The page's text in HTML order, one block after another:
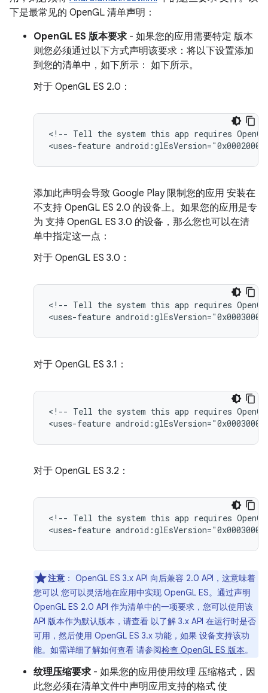
下是最常见的 OpenGL 清单声明：
OpenGL ES 版本要求 - 如果您的应用需要特定 版本
则您必须通过以下方式声明该要求：将以下设置添加
到您的清单中，如下所示： 如下所示。
对于 OpenGL ES 2.0：
<!-- Tell the system this app requires OpenGL
<uses-feature
添加此声明会导致 Google Play 限制您的应用 安装在
不支持 OpenGL ES 2.0 的设备上。如果您的应用是专
为 支持 OpenGL ES 3.0 的设备，那么您也可以在清
单中指定这一点：
对于 OpenGL ES 3.0：
<!-- Tell the system this app requires OpenGL
<uses-feature
对于 OpenGL ES 3.1：
<!-- Tell the system this app requires OpenGL
<uses-feature
对于 OpenGL ES 3.2：
<!-- Tell the system this app requires OpenGL
<uses-feature
注意 ： OpenGL ES 3.x API 向后兼容 2.0 API，这意味着
您可以 您可以灵活地在应用中实现 OpenGL ES。通过声明
OpenGL ES 2.0 API 作为清单中的一项要求，您可以使用该
API 版本作为默认版本，请查看 以了解 3.x API 在运行时是否
可用，然后使用 OpenGL ES 3.x 功能，如果 设备支持该功
能。如需详细了解如何查看 请参阅检查 OpenGL ES 版本。
纹理压缩要求 - 如果您的应用使用纹理 压缩格式，因
此您必须在清单文件中声明应用支持的格式 使